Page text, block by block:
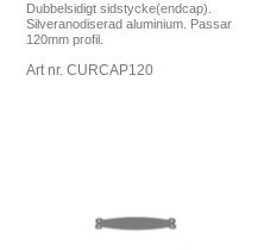
Dubbelsidigt sidstycke(endcap).
Silveranodiserad aluminium. Passar
120mm profil.
Art nr. CURCAP120